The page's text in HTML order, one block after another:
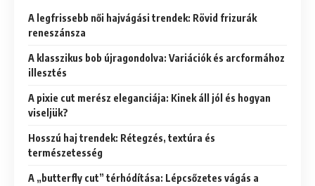
A legfrissebb női hajvágási trendek: Rövid frizurák
reneszánsza
A klasszikus bob újragondolva: Variációk és arcformához
illesztés
A pixie cut merész eleganciája: Kinek áll jól és hogyan
viseljük?
Hosszú haj trendek: Rétegzés, textúra és
természetesség
A „butterfly cut” térhódítása: Lépcsőzetes vágás a